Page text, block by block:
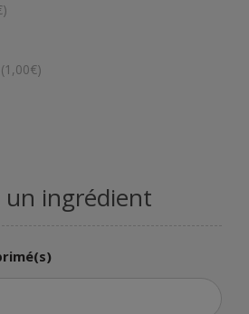
1,00€
un ingrédient